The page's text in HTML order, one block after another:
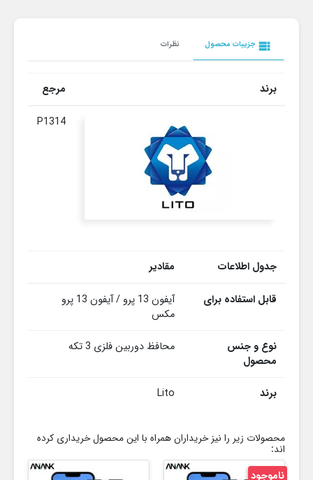
view_list جزییات محصول نظرات
برند مرجع
P1314
جدول اطلاعات مقادیر
قابل استفاده برای
آیفون 13 پرو / آیفون 13 پرو
مکس
نوع و جنس
محصول
محافظ دوربین فلزی 3 تکه
برند Lito
محصولات زیر را نیز خریداران همراه با این محصول خریداری کرده
اند:
ناموجود